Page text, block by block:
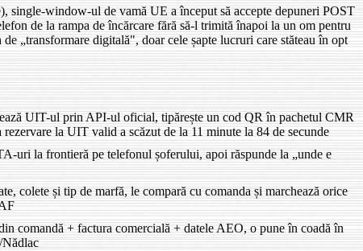
window-ul de vamă UE a început să accepte depuneri POST
de la rampa de încărcare fără să-l trimită înapoi la un om pentru
„transformare digitală", doar cele șapte lucruri care stăteau în opt
UIT-ul prin API-ul oficial, tipărește un cod QR în pachetul CMR
la UIT valid a scăzut de la 11 minute la 84 de secunde
la frontieră pe telefonul șoferului, apoi răspunde la „unde e
colete și tip de marfă, le compară cu comanda și marchează orice
comandă + factura comercială + datele AEO, o pune în coadă în
Nădlac